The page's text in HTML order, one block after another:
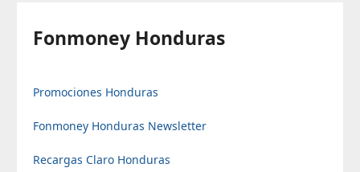
Fonmoney Honduras
Promociones Honduras
Fonmoney Honduras Newsletter
Recargas Claro Honduras